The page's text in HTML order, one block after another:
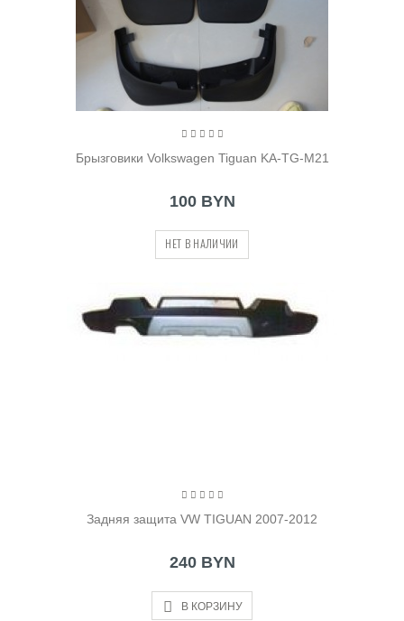
Брызговики Volkswagen Tiguan KA-TG-M21
100 BYN
НЕТ В НАЛИЧИИ
Задняя защита VW TIGUAN 2007-2012
240 BYN
В КОРЗИНУ